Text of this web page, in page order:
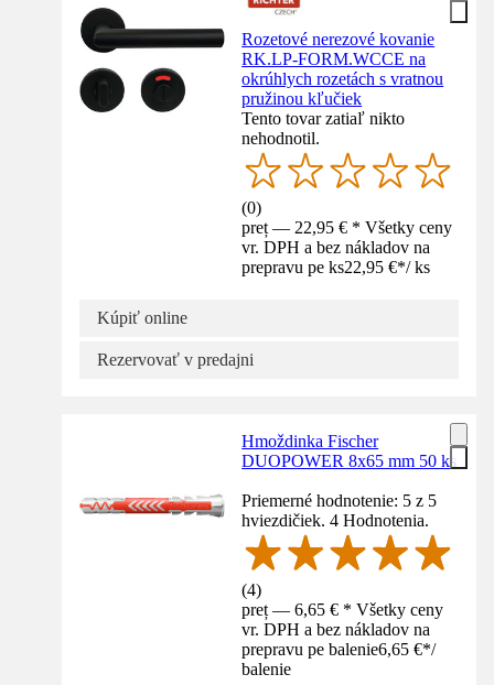
Rozetové nerezové kovanie
RK.LP-FORM.WCCE na
okrúhlych rozetách s vratnou
pružinou kľučiek
Tento tovar zatiaľ nikto
nehodnotil.
(0)
preț — 22,95 € * Všetky ceny
vr. DPH a bez nákladov na
prepravu pe ks22,95 €*/ ks
Kúpiť online
Rezervovať v predajni
Hmoždinka Fischer
DUOPOWER 8x65 mm 50 ks
Priemerné hodnotenie: 5 z 5
hviezdičiek. 4 Hodnotenia.
(4)
preț — 6,65 € * Všetky ceny
vr. DPH a bez nákladov na
prepravu pe balenie6,65 €*/
balenie